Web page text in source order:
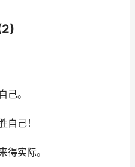
己。
自己！
得实际。